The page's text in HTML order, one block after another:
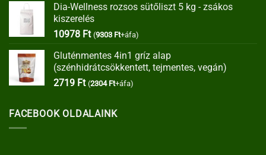
was:
is:
Dia-Wellness rozsos sütőliszt 5 kg - zsákos
kiszerelés
10978 Ft (9303 Ft+áfa)
Gluténmentes 4in1 gríz alap
(szénhidrátcsökkentett, tejmentes, vegán)
2719 Ft (2304 Ft+áfa)
FACEBOOK OLDALAINK